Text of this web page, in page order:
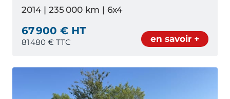
2014 | 235 000 km | 6x4
67 900 € HT
81 480 € TTC en savoir +